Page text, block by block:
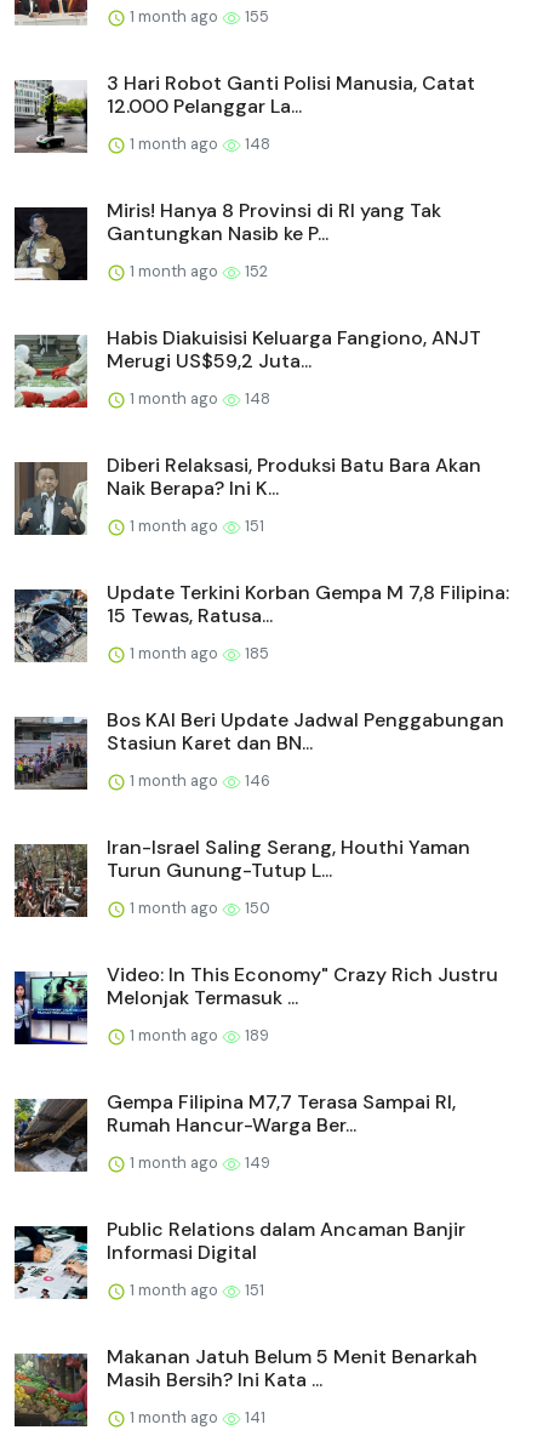
1 month ago 155
3 Hari Robot Ganti Polisi Manusia, Catat
12.000 Pelanggar La...
1 month ago 148
Miris! Hanya 8 Provinsi di RI yang Tak
Gantungkan Nasib ke P...
1 month ago 152
Habis Diakuisisi Keluarga Fangiono, ANJT
Merugi US$59,2 Juta...
1 month ago 148
Diberi Relaksasi, Produksi Batu Bara Akan
Naik Berapa? Ini K...
1 month ago 151
Update Terkini Korban Gempa M 7,8 Filipina:
15 Tewas, Ratusa...
1 month ago 185
Bos KAI Beri Update Jadwal Penggabungan
Stasiun Karet dan BN...
1 month ago 146
Iran-Israel Saling Serang, Houthi Yaman
Turun Gunung-Tutup L...
1 month ago 150
Video: In This Economy" Crazy Rich Justru
Melonjak Termasuk ...
1 month ago 189
Gempa Filipina M7,7 Terasa Sampai RI,
Rumah Hancur-Warga Ber...
1 month ago 149
Public Relations dalam Ancaman Banjir
Informasi Digital
1 month ago 151
Makanan Jatuh Belum 5 Menit Benarkah
Masih Bersih? Ini Kata ...
1 month ago 141